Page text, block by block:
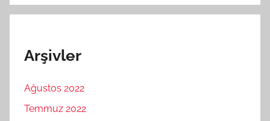
Arşivler
Ağustos 2022
Temmuz 2022